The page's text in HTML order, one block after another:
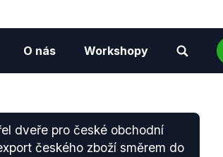
O nás Workshopy
dveře pro české obchodní
českého zboží směrem do